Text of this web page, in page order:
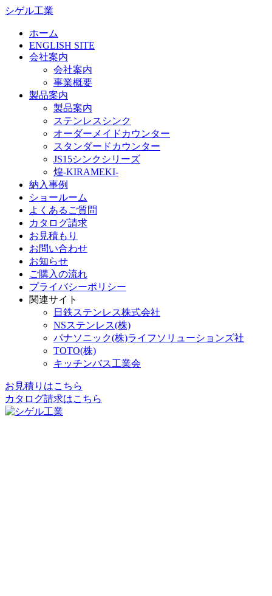
シゲル工業
ホーム
ENGLISH SITE
会社案内
会社案内
事業概要
製品案内
製品案内
ステンレスシンク
オーダーメイドカウンター
スタンダードカウンター
JS15シンクシリーズ
煌-KIRAMEKI-
納入事例
ショールーム
よくあるご質問
カタログ請求
お見積もり
お問い合わせ
お知らせ
ご購入の流れ
プライバシーポリシー
関連サイト
日鉄ステンレス株式会社
NSステンレス(株)
パナソニック(株)ライフソリューションズ社
TOTO(株)
キッチンバス工業会
お見積りはこちら
カタログ請求はこちら